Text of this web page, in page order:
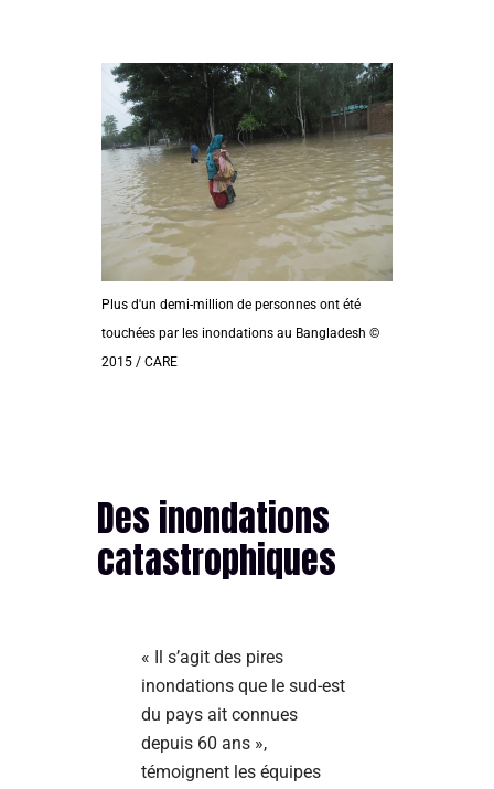
Plus d'un demi-million de personnes ont été
touchées par les inondations au Bangladesh ©
2015 / CARE
Des inondations
catastrophiques
« Il s’agit des pires
inondations que le sud-est
du pays ait connues
depuis 60 ans »,
témoignent les équipes